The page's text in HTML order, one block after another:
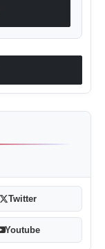
Twitter
Youtube